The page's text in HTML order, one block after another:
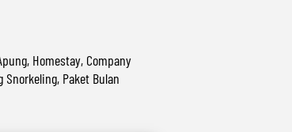
Homestay, Company
Snorkeling, Paket Bulan